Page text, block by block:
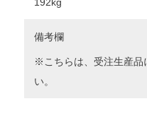
備考欄
※こちらは、受注生産品
い。